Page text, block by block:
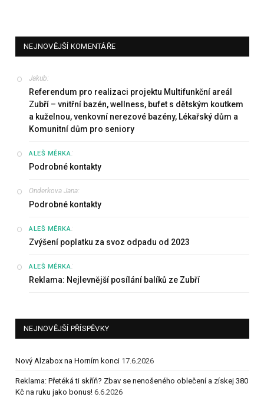
NEJNOVĚJŠÍ KOMENTÁŘE
Jakub:
Referendum pro realizaci projektu Multifunkční areál
Zubří – vnitřní bazén, wellness, bufet s dětským koutkem
a kuželnou, venkovní nerezové bazény, Lékařský dům a
Komunitní dům pro seniory
ALEŠ MĚRKA:
Podrobné kontakty
Onderkova Jana:
Podrobné kontakty
ALEŠ MĚRKA:
Zvýšení poplatku za svoz odpadu od 2023
ALEŠ MĚRKA:
Reklama: Nejlevnější posílání balíků ze Zubří
NEJNOVĚJŠÍ PŘÍSPĚVKY
Nový Alzabox na Horním konci 17.6.2026
Reklama: Přetéká ti skříň? Zbav se nenošeného oblečení a získej 380
Kč na ruku jako bonus! 6.6.2026